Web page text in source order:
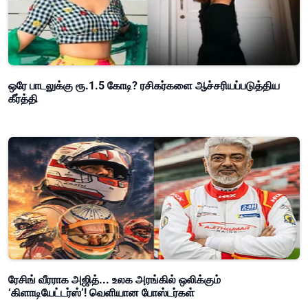
ஒரே பாடலுக்கு ரூ.1.5 கோடி? ரசிகர்களை ஆச்சரியப்படுத்திய
கீர்த்தி
ரேசிங் வீரராக அஜித்... உலக அரங்கில் ஒலிக்கும்
‘கிளாடியேட்டர்ஸ்’! வெளியான போஸ்டர்கள்